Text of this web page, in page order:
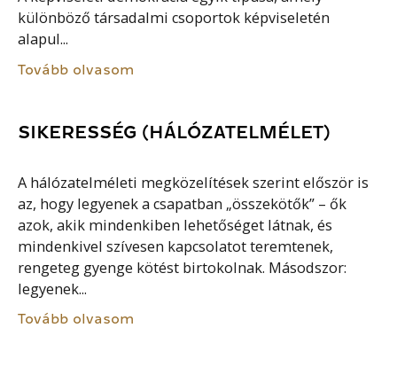
különböző társadalmi csoportok képviseletén
alapul...
Tovább olvasom
SIKERESSÉG (HÁLÓZATELMÉLET)
A hálózatelméleti megközelítések szerint először is
az, hogy legyenek a csapatban „összekötők” – ők
azok, akik mindenkiben lehetőséget látnak, és
mindenkivel szívesen kapcsolatot teremtenek,
rengeteg gyenge kötést birtokolnak. Másodszor:
legyenek...
Tovább olvasom